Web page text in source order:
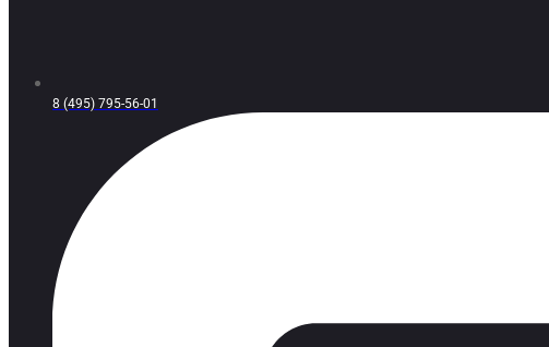
8 (495) 795-56-01